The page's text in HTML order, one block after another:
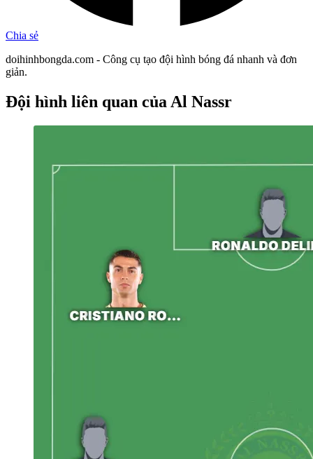
Chia sẻ
doihinhbongda.com - Công cụ tạo đội hình bóng đá nhanh và đơn
giản.
Đội hình liên quan của Al Nassr